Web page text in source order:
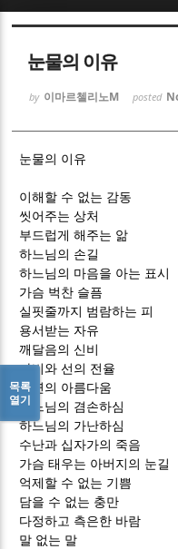
눈물의 이유
by 이마르첼리노M posted
눈물의 이유
이해할 수 없는 감동
씻어주는 상처
부드럽게 해주는 앎
하느님의 손길
하느님의 마음을 아는 표시
가슴 벅찬 슬픔
실핏줄까지 범람하는 피
용서받는 자유
깨달음의 신비
자비와 선의 전율
심연의 아름다움
하느님의 겸손하심
하느님의 가난하심
수난과 십자가의 죽음
가슴 태우는 아버지의 눈길
억제할 수 없는 기쁨
담을 수 없는 충만
다정하고 측은한 바람
말 없는 말
목록
열기
Sketchbook5,
Sketchbook5,
Sketchbook5,
Sketchbook5,